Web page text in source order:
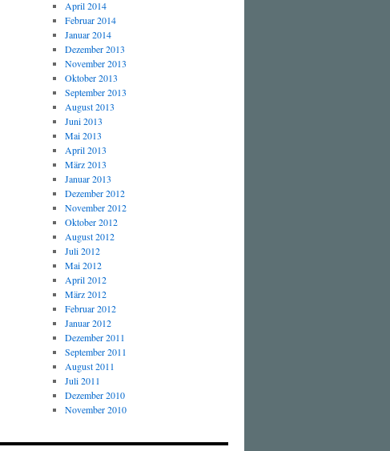
April 2014
Februar 2014
Januar 2014
Dezember 2013
November 2013
Oktober 2013
September 2013
August 2013
Juni 2013
Mai 2013
April 2013
März 2013
Januar 2013
Dezember 2012
November 2012
Oktober 2012
August 2012
Juli 2012
Mai 2012
April 2012
März 2012
Februar 2012
Januar 2012
Dezember 2011
September 2011
August 2011
Juli 2011
Dezember 2010
November 2010